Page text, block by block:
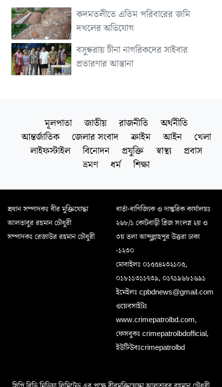
কদমতলীতে এতিম পরিবারের জমি
দখলের অভিযোগ
বসুন্ধরায় চীনা নাগরিকদের সাইবার
প্রতারণার আস্তানা
মূলপাতা জাতীয় রাজনীতি
অর্থনীতি
আন্তর্জাতিক
জেলার সংবাদ ক্রাইম আইন
খেলা
লাইফস্টাইল
বিনোদন প্রযুক্তি স্বাস্থ্য
প্রবাস
ভ্রমণ
ধর্ম শিক্ষা
প্রধান সম্পাদকঃ বীর মুক্তিযোদ্ধা
আলতাবুর রহমান চৌধুরী
সম্পাদকঃ রেজাউর রহমান চৌধুরী
বার্তা-বাণিজ্যিক ও দাপ্তরিক কার্যালয়ঃ
২৬৮/১ কোটবাড়ী ব্রিজ সংলগ্ন ২য় ও
৩য় তলা আব্দুল্লাহপুর উত্তরা ঢাকা
-১২৩০
মোবাইলঃ ০১৫৫৪২৩২১০৫,
০১৮১১৩১১৭৩৯, ০১৭১৯৬৮১৬৯১
ইমেইলঃ cpbdnews@gmail.com
ওয়েবসাইটঃ
www.crimepatrolbd.com,
ফেসবুকঃ crimepatrolbdofficial,
ইউটিউবঃcrimepatrolbd